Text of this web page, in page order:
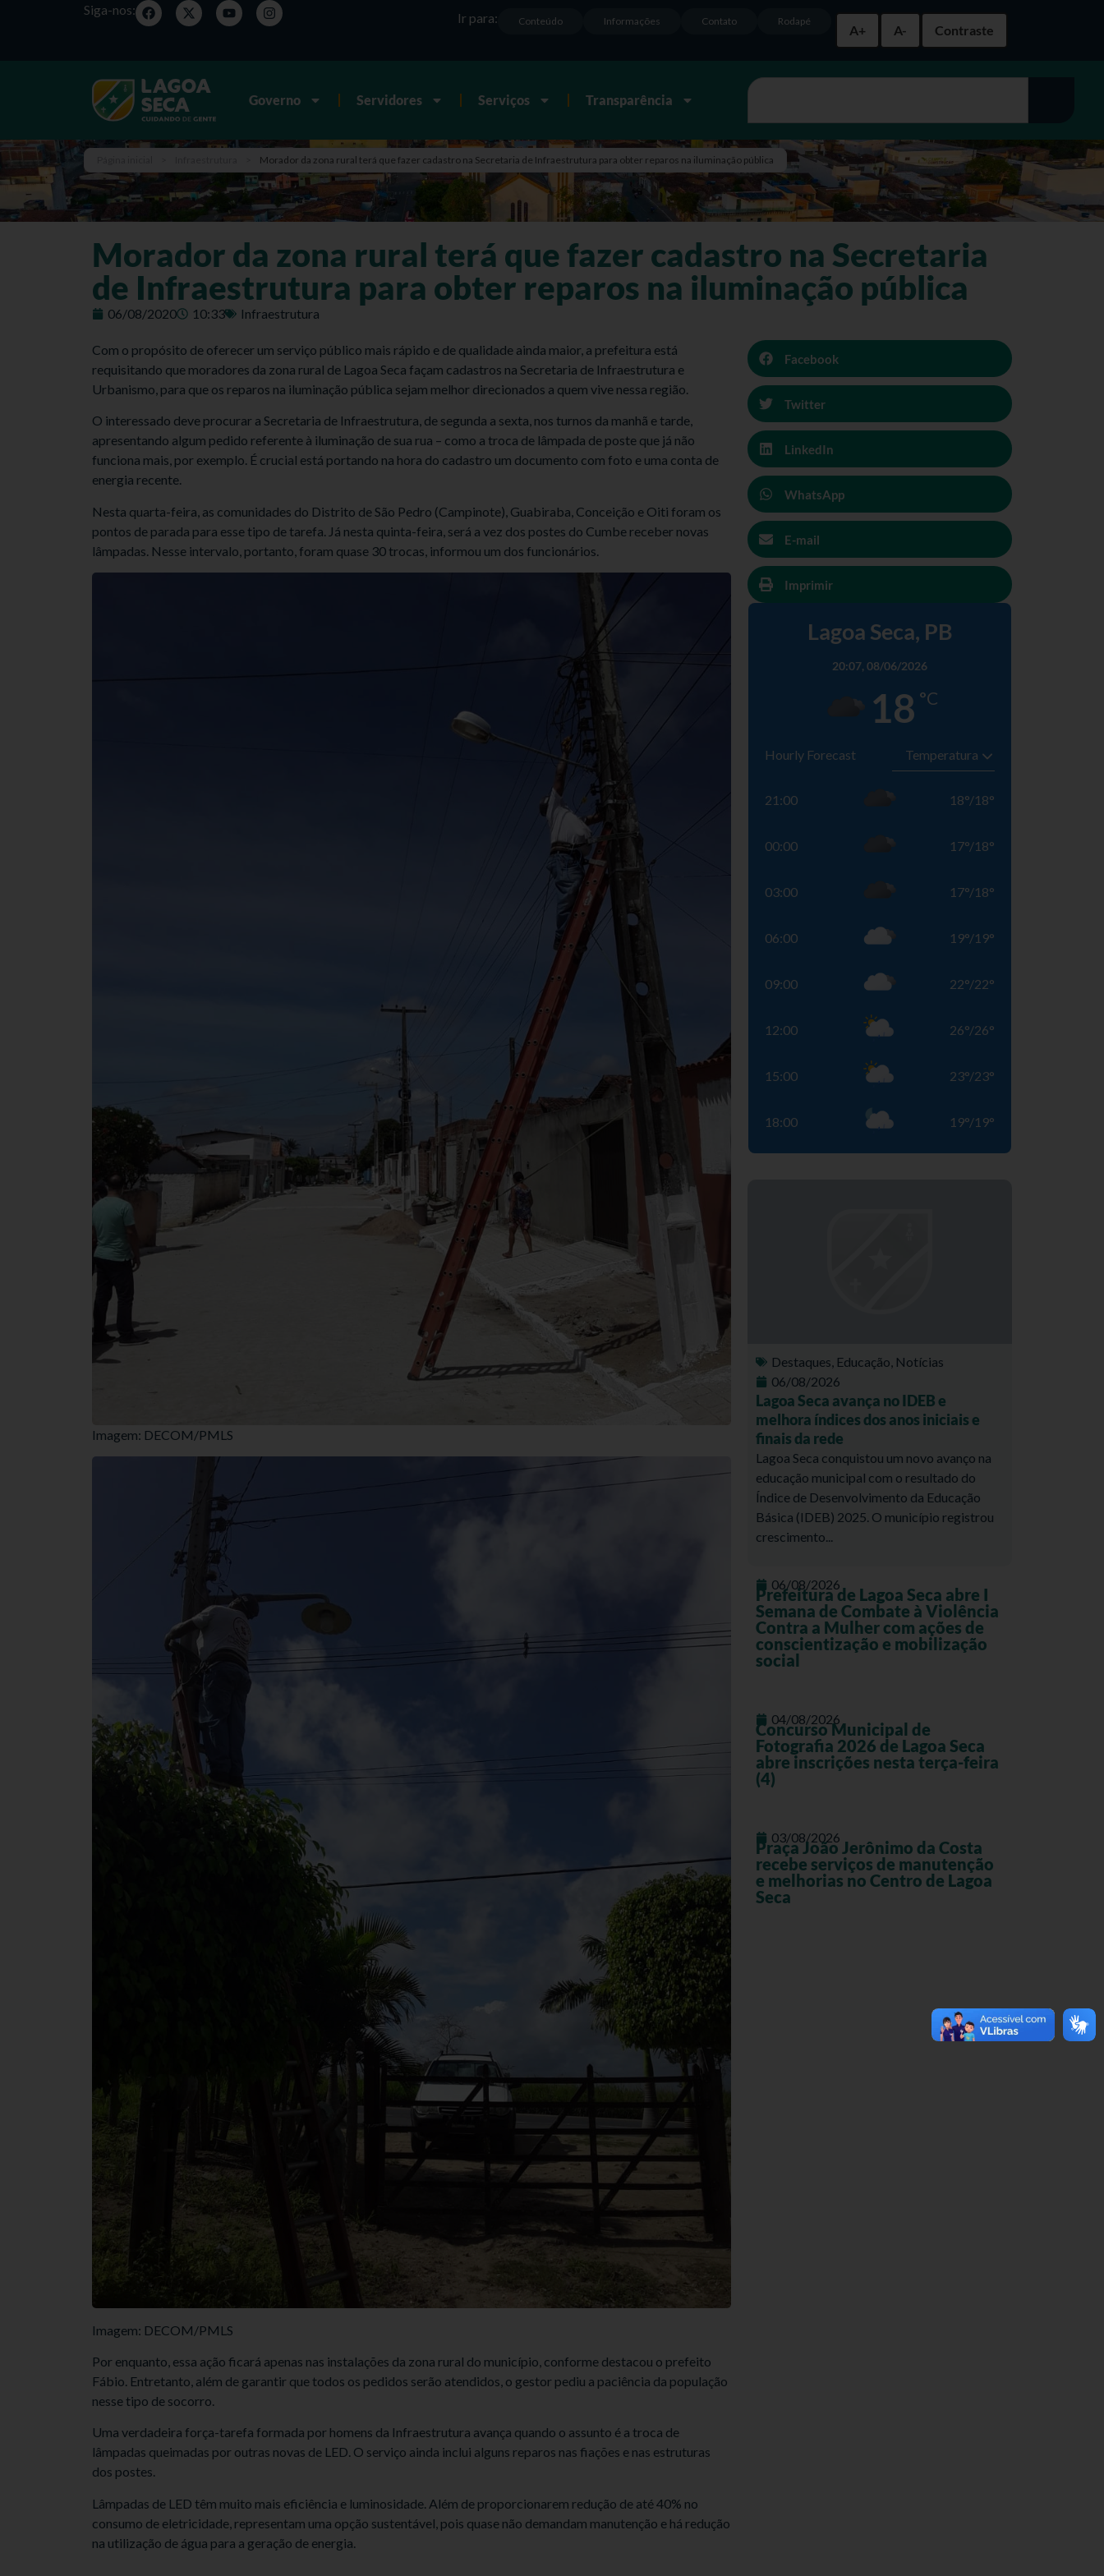
Siga-nos:
A+
A- Contraste
Rodapé
Contato
Informações
Conteúdo
Ir para:
Governo Servidores Serviços Transparência
Morador da zona rural terá que fazer cadastro na Secretaria de Infraestrutura para obter reparos na iluminação pública
Morador da zona rural terá que fazer cadastro na Secretaria
de Infraestrutura para obter reparos na iluminação pública
06/08/2020 10:33 Infraestrutura
Com o propósito de oferecer um serviço público mais rápido e de qualidade ainda maior, a prefeitura está
requisitando que moradores da zona rural de Lagoa Seca façam cadastros na Secretaria de Infraestrutura e
Urbanismo, para que os reparos na iluminação pública sejam melhor direcionados a quem vive nessa região.
O interessado deve procurar a Secretaria de Infraestrutura, de segunda a sexta, nos turnos da manhã e tarde,
apresentando algum pedido referente à iluminação de sua rua – como a troca de lâmpada de poste que já não
funciona mais, por exemplo. É crucial está portando na hora do cadastro um documento com foto e uma conta de
energia recente.
Nesta quarta-feira, as comunidades do Distrito de São Pedro (Campinote), Guabiraba, Conceição e Oiti foram os
pontos de parada para esse tipo de tarefa. Já nesta quinta-feira, será a vez dos postes do Cumbe receber novas
lâmpadas. Nesse intervalo, portanto, foram quase 30 trocas, informou um dos funcionários.
Imagem: DECOM/PMLS
Imagem: DECOM/PMLS
Por enquanto, essa ação ficará apenas nas instalações da zona rural do município, conforme destacou o prefeito
Fábio. Entretanto, além de garantir que todos os pedidos serão atendidos, o gestor pediu a paciência da população
nesse tipo de socorro.
Uma verdadeira força-tarefa formada por homens da Infraestrutura avança quando o assunto é a troca de
lâmpadas queimadas por outras novas de LED. O serviço ainda inclui alguns reparos nas fiações e nas estruturas
dos postes.
Lâmpadas de LED têm muito mais eficiência e luminosidade. Além de proporcionarem redução de até 40% no
consumo de eletricidade, representam uma opção sustentável, pois quase não demandam manutenção e há redução
na utilização de água para a geração de energia.
Facebook
Twitter
LinkedIn
WhatsApp
E-mail
Imprimir
Lagoa Seca, PB
20:07, 08/06/2026
18 °C
Hourly Forecast
21:00 18°/18°
00:00 17°/18°
03:00 17°/18°
06:00 19°/19°
09:00 22°/22°
12:00 26°/26°
15:00 23°/23°
18:00 19°/19°
Destaques, Educação, Notícias
06/08/2026
Lagoa Seca avança no IDEB e
melhora índices dos anos iniciais e
finais da rede
Lagoa Seca conquistou um novo avanço na
educação municipal com o resultado do
Índice de Desenvolvimento da Educação
Básica (IDEB) 2025. O município registrou
crescimento...
06/08/2026
Prefeitura de Lagoa Seca abre I
Semana de Combate à Violência
Contra a Mulher com ações de
conscientização e mobilização
social
04/08/2026
Concurso Municipal de
Fotografia 2026 de Lagoa Seca
abre inscrições nesta terça-feira
(4)
03/08/2026
Praça João Jerônimo da Costa
recebe serviços de manutenção
e melhorias no Centro de Lagoa
Seca